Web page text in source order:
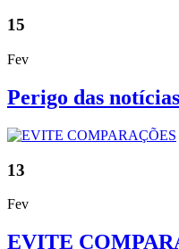
15
Fev
Perigo das
13
Fev
EVITE